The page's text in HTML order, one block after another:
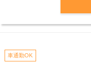
車通勤OK